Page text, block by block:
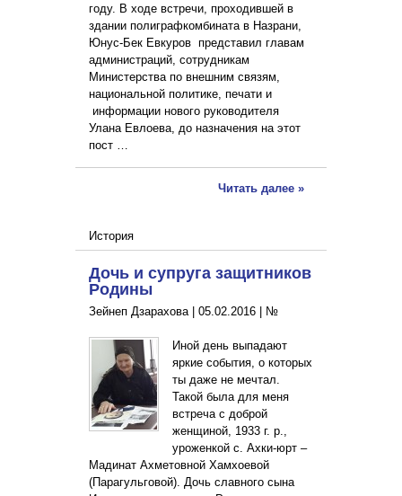
году. В ходе встречи, проходившей в
здании полиграфкомбината в Назрани,
Юнус-Бек Евкуров представил главам
администраций, сотрудникам
Министерства по внешним связям,
национальной политике, печати и
информации нового руководителя
Улана Евлоева, до назначения на этот
пост …
Читать далее »
История
Дочь и супруга защитников
Родины
Зейнеп Дзарахова | 05.02.2016 №
Иной день выпадают
яркие события, о которых
ты даже не мечтал.
Такой была для меня
встреча с доброй
женщиной, 1933 г. р.,
уроженкой с. Ахки-юрт –
Мадинат Ахметовной Хамхоевой
(Парагульговой). Дочь славного сына